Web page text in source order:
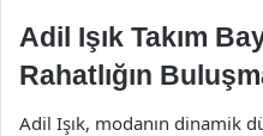
Adil Işık Takım
Rahatlığın
Adil Işık, modanın dinamik